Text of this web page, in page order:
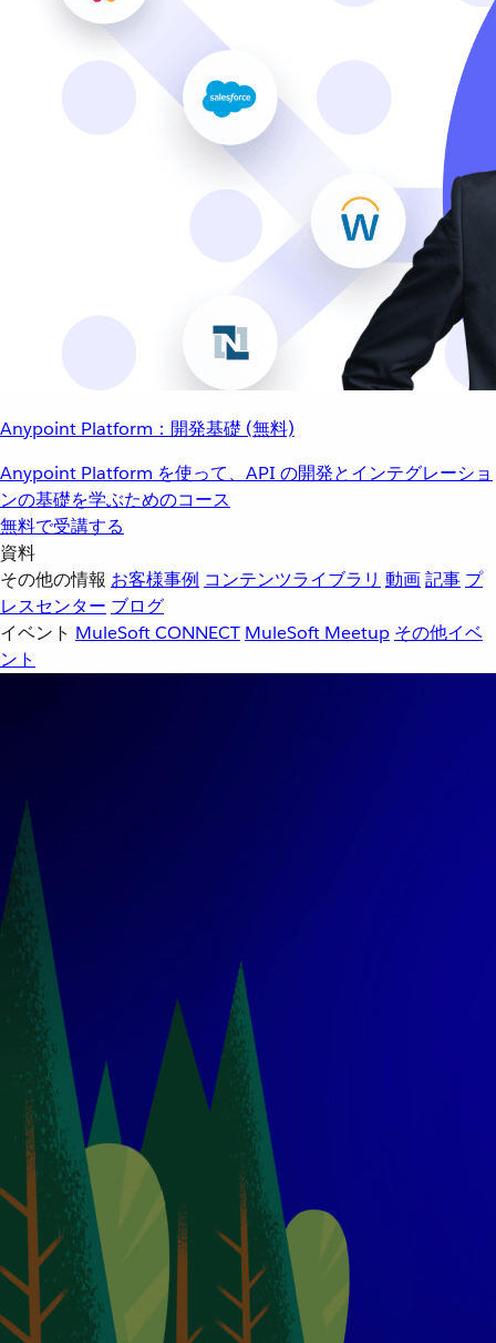
Anypoint Platform：開発基礎 (無料)
Anypoint Platform を使って、API の開発とインテグレーショ
ンの基礎を学ぶためのコース
無料で受講する
資料
その他の情報 お客様事例 コンテンツライブラリ 動画記事 プ
レスセンター ブログ
イベント MuleSoft CONNECT MuleSoft Meetup その他イベ
ント